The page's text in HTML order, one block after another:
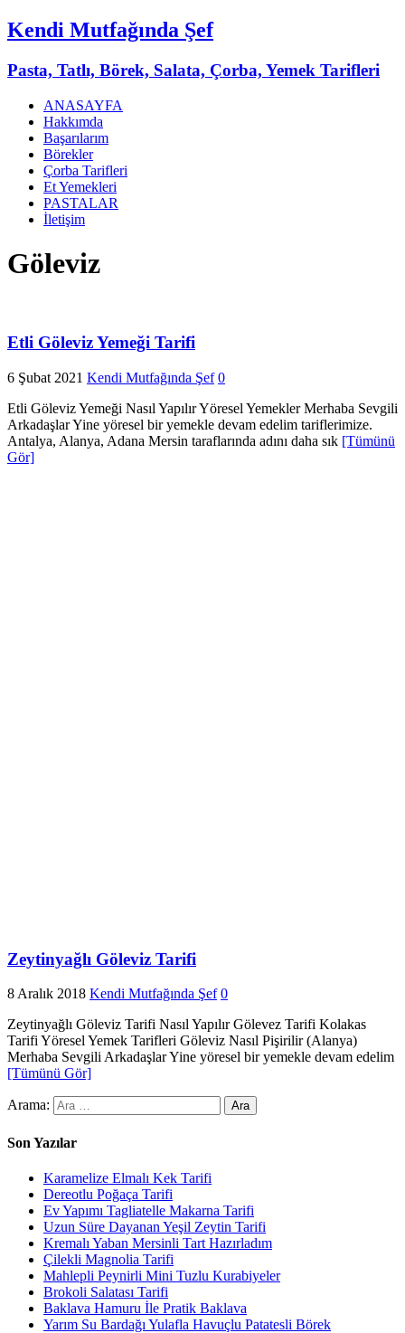
Kendi Mutfağında Şef
Pasta, Tatlı, Börek, Salata, Çorba, Yemek Tarifleri
ANASAYFA
Hakkımda
Başarılarım
Börekler
Çorba Tarifleri
Et Yemekleri
PASTALAR
İletişim
Göleviz
Etli Göleviz Yemeği Tarifi
6 Şubat 2021 Kendi Mutfağında Şef 0
Etli Göleviz Yemeği Nasıl Yapılır Yöresel Yemekler Merhaba Sevgili
Arkadaşlar Yine yöresel bir yemekle devam edelim tariflerimize.
Antalya, Alanya, Adana Mersin taraflarında adını daha sık [Tümünü
Gör]
Zeytinyağlı Göleviz Tarifi
8 Aralık 2018 Kendi Mutfağında Şef 0
Zeytinyağlı Göleviz Tarifi Nasıl Yapılır Gölevez Tarifi Kolakas
Tarifi Yöresel Yemek Tarifleri Göleviz Nasıl Pişirilir (Alanya)
Merhaba Sevgili Arkadaşlar Yine yöresel bir yemekle devam edelim
[Tümünü Gör]
Arama:
Son Yazılar
Karamelize Elmalı Kek Tarifi
Dereotlu Poğaça Tarifi
Ev Yapımı Tagliatelle Makarna Tarifi
Uzun Süre Dayanan Yeşil Zeytin Tarifi
Kremalı Yaban Mersinli Tart Hazırladım
Çilekli Magnolia Tarifi
Mahlepli Peynirli Mini Tuzlu Kurabiyeler
Brokoli Salatası Tarifi
Baklava Hamuru İle Pratik Baklava
Yarım Su Bardağı Yulafla Havuçlu Patatesli Börek